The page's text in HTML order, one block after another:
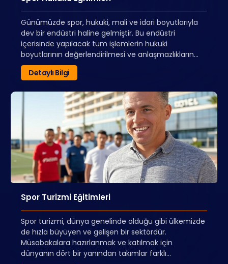
Günümüzde spor, hukuki, mali ve idari boyutlarıyla
dev bir endüstri haline gelmiştir. Bu endüstri
içerisinde yapılacak tüm işlemlerin hukuki
boyutlarının değerlendirilmesi ve anlaşmazlıkların
çözüme kavuşturulması noktasında uzmanlara olan
ihtiyaç her geçen gün artmaktadır.
Spor Hukuku Eğitimleri, sadece hukukçuların değil
aynı zamanda yönetici, sporcu ve sektörün diğer
çalışanlarına yönelik özel bir eğitim programıdır.
Detaylı Bilgi
Spor Turizmi Eğitimleri
Spor turizmi, dünya genelinde olduğu gibi ülkemizde
de hızla büyüyen ve gelişen bir sektördür.
Müsabakalara hazırlanmak ve katılmak için
dünyanın dört bir yanından takımlar farklı